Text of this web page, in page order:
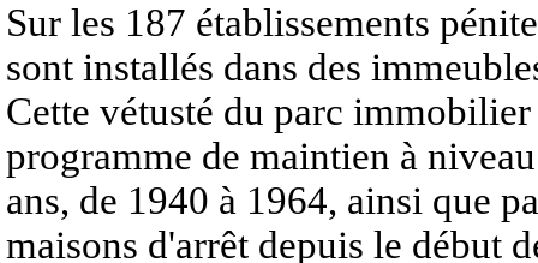
Sur les 187 établissements
sont installés dans des
Cette vétusté du parc
programme de maintien à
ans, de 1940 à 1964, ainsi que
maisons d'arrêt depuis le début